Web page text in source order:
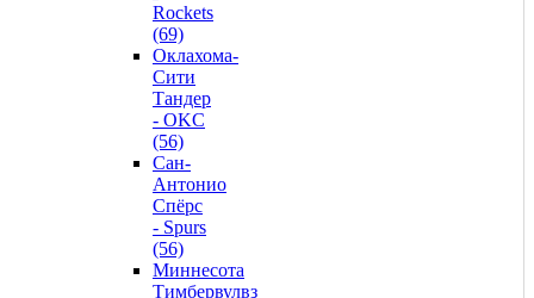
Rockets
(69)
Оклахома-
Сити
Тандер
- OKC
(56)
Сан-
Антонио
Спёрс
- Spurs
(56)
Миннесота
Тимбервулвз